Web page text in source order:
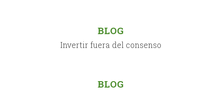
BLOG
Invertir fuera del consenso
BLOG